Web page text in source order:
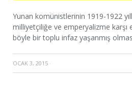
Yunan komünistlerinin 1919-1922
milliyetçiliğe ve emperyalizme
böyle bir toplu infaz yaşanmış
OCAK 3, 2015 ·